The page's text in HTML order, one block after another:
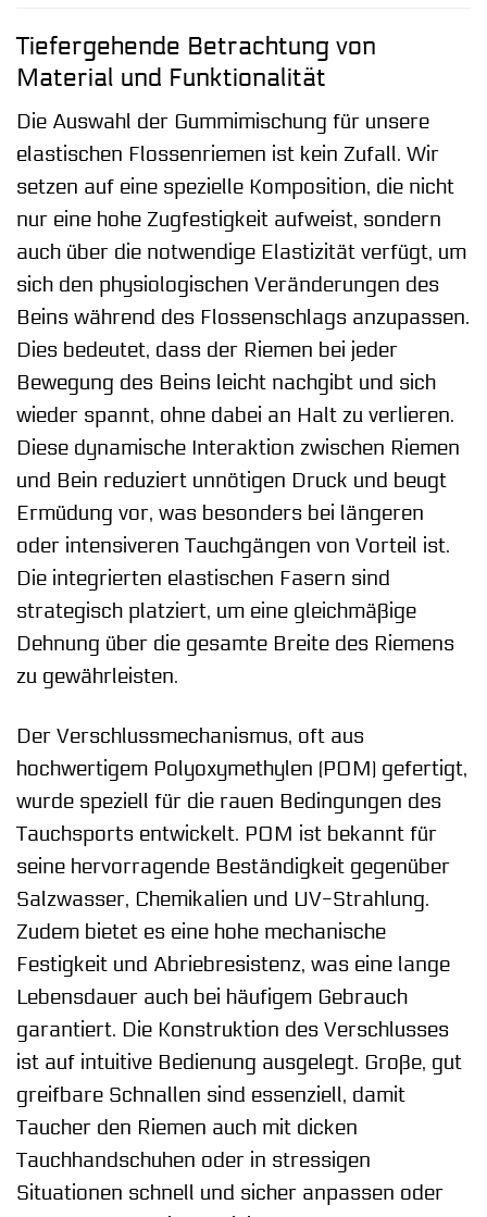
Tiefergehende Betrachtung von
Material und Funktionalität
Die Auswahl der Gummimischung für unsere
elastischen Flossenriemen ist kein Zufall. Wir
setzen auf eine spezielle Komposition, die nicht
nur eine hohe Zugfestigkeit aufweist, sondern
auch über die notwendige Elastizität verfügt, um
sich den physiologischen Veränderungen des
Beins während des Flossenschlags anzupassen.
Dies bedeutet, dass der Riemen bei jeder
Bewegung des Beins leicht nachgibt und sich
wieder spannt, ohne dabei an Halt zu verlieren.
Diese dynamische Interaktion zwischen Riemen
und Bein reduziert unnötigen Druck und beugt
Ermüdung vor, was besonders bei längeren
oder intensiveren Tauchgängen von Vorteil ist.
Die integrierten elastischen Fasern sind
strategisch platziert, um eine gleichmäßige
Dehnung über die gesamte Breite des Riemens
zu gewährleisten.
Der Verschlussmechanismus, oft aus
hochwertigem Polyoxymethylen (POM) gefertigt,
wurde speziell für die rauen Bedingungen des
Tauchsports entwickelt. POM ist bekannt für
seine hervorragende Beständigkeit gegenüber
Salzwasser, Chemikalien und UV-Strahlung.
Zudem bietet es eine hohe mechanische
Festigkeit und Abriebresistenz, was eine lange
Lebensdauer auch bei häufigem Gebrauch
garantiert. Die Konstruktion des Verschlusses
ist auf intuitive Bedienung ausgelegt. Große, gut
greifbare Schnallen sind essenziell, damit
Taucher den Riemen auch mit dicken
Tauchhandschuhen oder in stressigen
Situationen schnell und sicher anpassen oder